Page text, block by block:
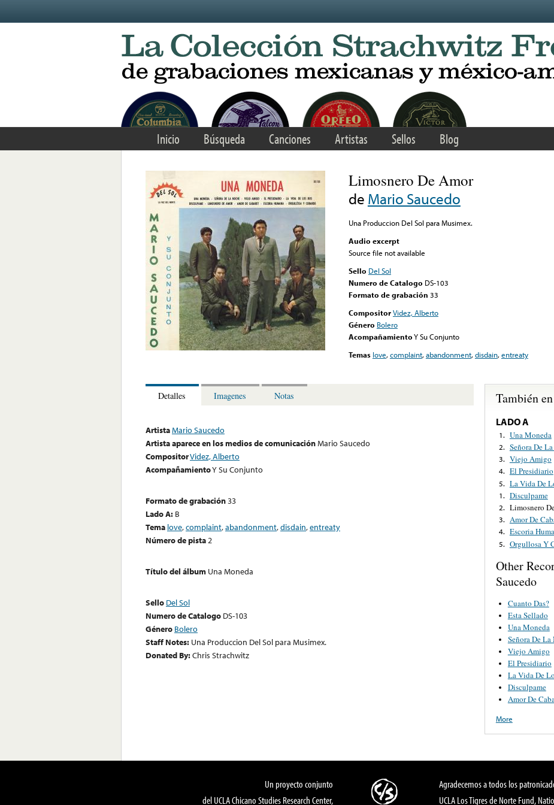
Inicio Búsqueda Canciones Artistas Sellos Blog
Limosnero De Amor
de Mario Saucedo
Una Produccion Del Sol para Musimex.
Audio excerpt
Source file not available
Sello Del Sol
Numero de Catalogo DS-103
Formato de grabación 33
CompositorVidez, Alberto
Género Bolero
AcompañamientoY Su Conjunto
Temas love,complaint,abandonment,disdain,entreaty
Detalles Imagenes Notas
ArtistaMario Saucedo
Artista aparece en los medios de comunicaciónMario Saucedo
CompositorVidez, Alberto
AcompañamientoY Su Conjunto
Formato de grabación33
Lado A: B
Tema love,complaint,abandonment,disdain,entreaty
Número de pista2
Título del álbum Una Moneda
Sello Del Sol
Numero de Catalogo DS-103
Género Bolero
Staff Notes: Una Produccion Del Sol para Musimex.
Donated By:Chris Strachwitz
También
LADO A
1. Una Moneda
2. Señora De
3. Viejo Amigo
4. El Presidiario
5. La Vida De
1. Disculpame
2. Limosnero
3. Amor De
4. Escoria
5. Orgullosa Y
Other
Saucedo
Cuanto Das?
Esta Sellado
Una Moneda
Señora De La
Viejo Amigo
El Presidiario
La Vida De
Disculpame
Amor De
More
Un proyecto conjunto
del UCLA Chicano Studies Research Center,
Agradecemos a todos los
UCLA Los Tigres de Norte Fund,